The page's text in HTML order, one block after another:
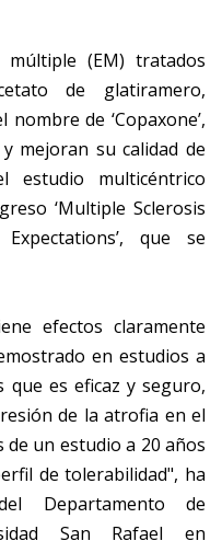
múltiple (EM) tratados
de glatiramero,
de ‘Copaxone’,
mejoran su calidad de
estudio multicéntrico
‘Multiple Sclerosis
que se
efectos claramente
en estudios a
que es eficaz y seguro,
de la atrofia en el
de un estudio a 20 años
de tolerabilidad", ha
Departamento de
San Rafael en